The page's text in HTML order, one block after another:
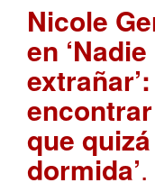
Nicole
en
que
dormida’